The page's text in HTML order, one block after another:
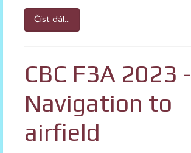
Číst dál...
CBC F3A 2023 -
Navigation to
airfield